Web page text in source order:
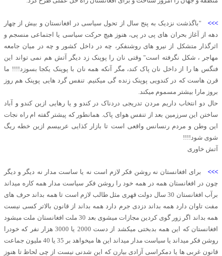
>>> "باگذشت نزدیک به پنج سال از تحول سیاسی در افغانستان و بیش از چهار
دهه از آغاز بحران های پی در پی، هنوز هیچ حرکت سیاسی یا اجتماعی منسجم و
اثرگذار متشکل از نیرو های روشنفکر، چه در داخل کشور و چه در میان جامعه
مهاجر ، شکل نگرفته است" وقتی نان را پوپنک زد دیگر آتش هم نمی تواند این
فنگس ها را از داخل نان پاک کند، مگر آنکه همه نان با پوپنک یکجا بسوزد!!!! ما
قرن هاست که در کندویی پوپنک زنده گی میکنیم. تنفس گرد هایی پوپنک هم روز
بروز مارا بیشتر مسموم میکند.
حال دو انتخاب داریم مردن تدریجی دردناک در کندو و یا رهایی ازین کندو و آباد
ساختن این سرزمین بعد از تنفس هوای پاک. همانطور که پیشتر گفته ام راه نجات
این وطن و مردم رنسانس واقعی است تا بازار کذایی عربیسم ازین خطه ریگ
شوی شود!!!!
آتش خاوری
>>> برای افغانستان نه روشن فکر لازم است نه یا ساست مدار نه دیگر و دیگر
چون در افغانستان همه در همه خود را روشن فکر سیاست مدار همه کاره میداند
برآب افغانستان 30 سال دولت قهری مثل طالب لازم است تا همه بداند حرف های
مفت تاوان دارد همه بداند دزدی جرم دارد همه بداند از قانون بالاتر کسی نیست
همه بداند اگر زور گوی کردین مجازات میشوی بعد 30 ملت افغانستان ملت میشود
افغانستان که این همه بدبختی میکشد از دست 2000 یا 3000 هزار نفر که خودرا
روشن فکر میداند یا سیاست مدار میداند این ها میخواهد بر 35 یا 40 ملیون جماعت
قانون غربی ها یا دمکراسی آزادی بیارن که این شدنی نیست از چی لحاظ تا هنوز